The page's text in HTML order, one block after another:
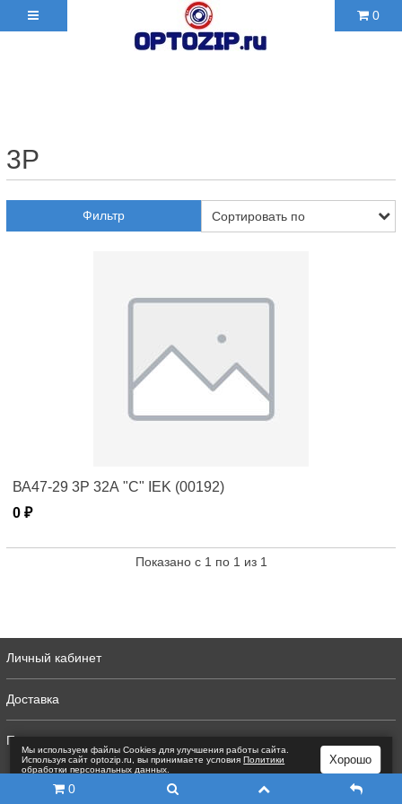
0
3P
Фильтр
ВА47-29 3Р 32А "C" IEK (00192)
0 ₽
Показано с 1 по 1 из 1
Личный кабинет
Доставка
Полная версия
0
Мы используем файлы Сookies для улучшения работы сайта.
Используя сайт optozip.ru, вы принимаете условияПолитики
обработки персональных данных
Хорошо